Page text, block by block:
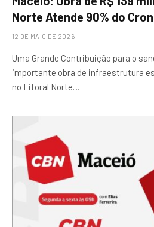
Norte Atende 90% do
12 DE MAIO DE 2026
Uma Grande Contribuição para o
importante obra de infraestrutura
no Litoral Norte…